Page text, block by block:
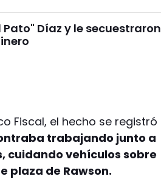
Díaz y le secuestraron
Fiscal, el hecho se registró
trabajando junto a
cuidando vehículos sobre
plaza de Rawson.